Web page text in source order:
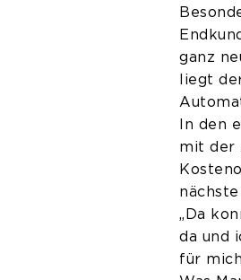
ganz
liegt
In den
mit der
„Da
da und
für